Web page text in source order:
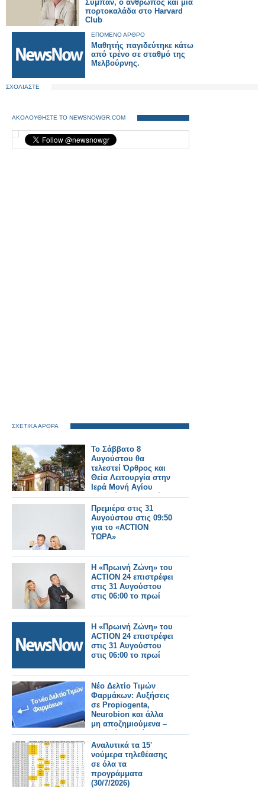
Σύμπαν, ο άνθρωπος και μια
πορτοκαλάδα στο Harvard
Club
ΕΠΟΜΕΝΟ ΑΡΘΡΟ
Μαθητής παγιδεύτηκε κάτω
από τρένο σε σταθμό της
Μελβούρνης.
ΣΧΟΛΙΑΣΤΕ
ΑΚΟΛΟΥΘΗΣΤΕ ΤΟ NEWSNOWGR.COM
ΣΧΕΤΙΚΑ ΑΡΘΡΑ
Το Σάββατο 8
Αυγούστου θα
τελεστεί Όρθρος και
Θεία Λειτουργία στην
Ιερά Μονή Αγίου
Γεωργίου Αστακού
στις 07:00 το πρωί.
Πρεμιέρα στις 31
Αυγούστου στις 09:50
για το «ACTION
ΤΩΡΑ»
Η «Πρωινή Ζώνη» του
ACTION 24 επιστρέφει
στις 31 Αυγούστου
στις 06:00 το πρωί
Η «Πρωινή Ζώνη» του
ACTION 24 επιστρέφει
στις 31 Αυγούστου
στις 06:00 το πρωί
Νέο Δελτίο Τιμών
Φαρμάκων: Αυξήσεις
σε Propiogenta,
Neurobion και άλλα
μη αποζημιούμενα –
Τι αλλάζει από
31/7/2026
Αναλυτικά τα 15'
νούμερα τηλεθέασης
σε όλα τα
προγράμματα
(30/7/2026)